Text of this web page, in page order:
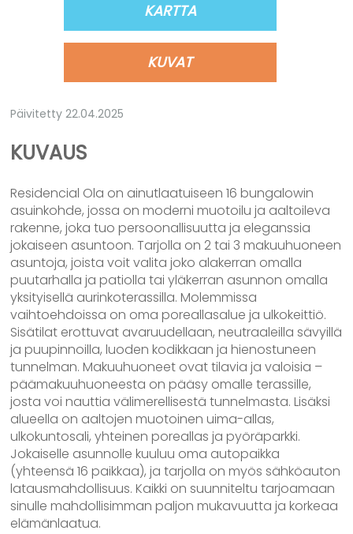
KARTTA
KUVAT
Päivitetty 22.04.2025
KUVAUS
Residencial Ola on ainutlaatuiseen 16 bungalowin
asuinkohde, jossa on moderni muotoilu ja aaltoileva
rakenne, joka tuo persoonallisuutta ja eleganssia
jokaiseen asuntoon. Tarjolla on 2 tai 3 makuuhuoneen
asuntoja, joista voit valita joko alakerran omalla
puutarhalla ja patiolla tai yläkerran asunnon omalla
yksityisellä aurinkoterassilla. Molemmissa
vaihtoehdoissa on oma poreallasalue ja ulkokeittiö.
Sisätilat erottuvat avaruudellaan, neutraaleilla sävyillä
ja puupinnoilla, luoden kodikkaan ja hienostuneen
tunnelman. Makuuhuoneet ovat tilavia ja valoisia –
päämakuuhuoneesta on pääsy omalle terassille,
josta voi nauttia välimerellisestä tunnelmasta. Lisäksi
alueella on aaltojen muotoinen uima-allas,
ulkokuntosali, yhteinen poreallas ja pyöräparkki.
Jokaiselle asunnolle kuuluu oma autopaikka
(yhteensä 16 paikkaa), ja tarjolla on myös sähköauton
latausmahdollisuus. Kaikki on suunniteltu tarjoamaan
sinulle mahdollisimman paljon mukavuutta ja korkeaa
elämänlaatua.